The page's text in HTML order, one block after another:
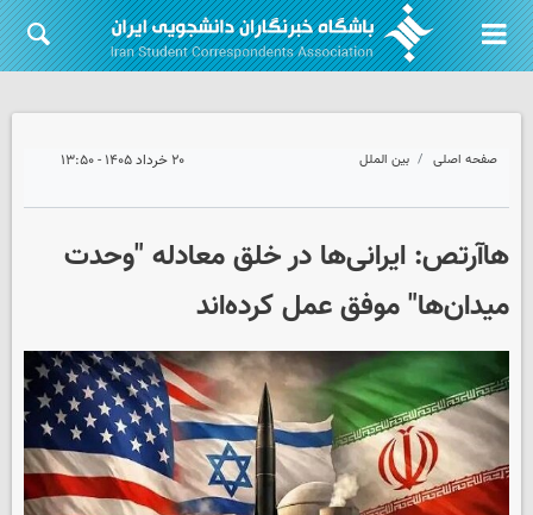
صفحه اصلی بین الملل ۲۰ خرداد ۱۴۰۵ - ۱۳:۵۰
هاآرتص: ایرانی‌ها در خلق معادله "وحدت
میدان‌ها" موفق عمل کرده‌اند